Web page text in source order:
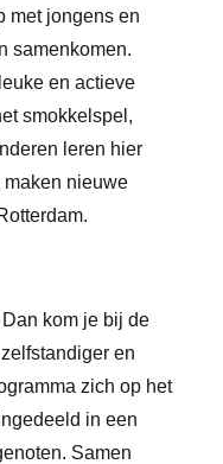
met jongens en
samenkomen.
en actieve
smokkelspel,
leren hier
nieuwe
kom je bij de
en
zich op het
in een
Samen